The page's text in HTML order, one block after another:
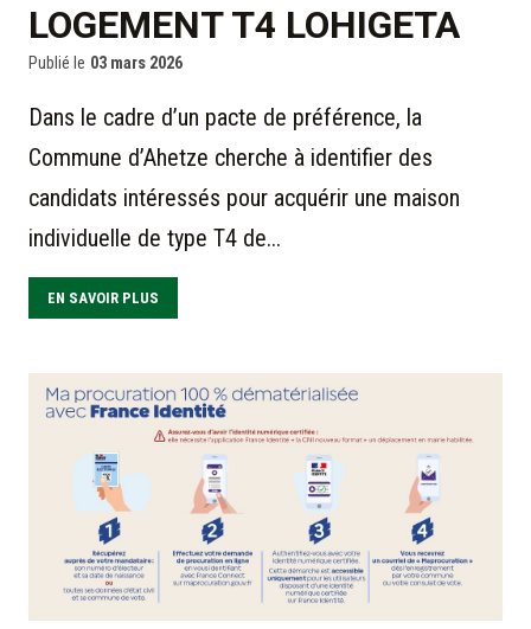
LOGEMENT T4 LOHIGETA
Publié le 03 mars 2026
Dans le cadre d’un pacte de préférence, la
Commune d’Ahetze cherche à identifier des
candidats intéressés pour acquérir une maison
individuelle de type T4 de...
EN SAVOIR PLUS